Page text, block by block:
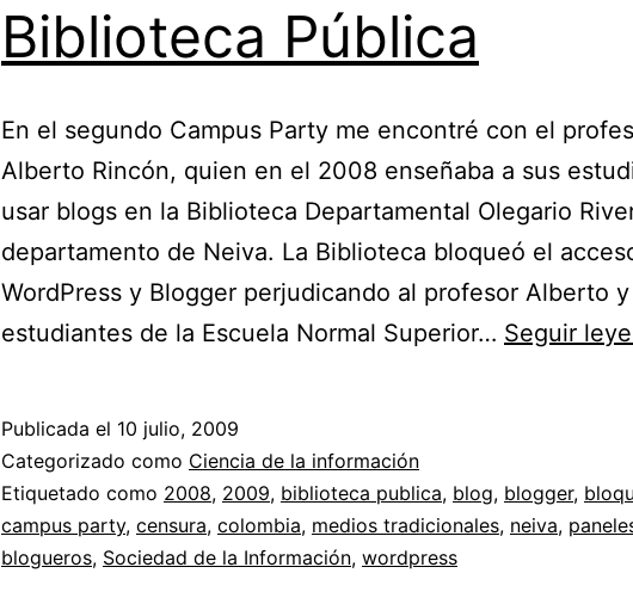
Biblioteca Pública
En el segundo Campus Party me encontré con el
Alberto Rincón, quien en el 2008 enseñaba a sus
usar blogs en la Biblioteca Departamental Olegario
departamento de Neiva. La Biblioteca bloqueó el
WordPress y Blogger perjudicando al profesor Alberto
estudiantes de la Escuela Normal Superior… Seguir
Publicada el 10 julio, 2009
Categorizado como Ciencia de la información
Etiquetado como 2008, 2009, biblioteca publica, blog, blogger,
campus party, censura, colombia, medios tradicionales, neiva,
blogueros, Sociedad de la Información, wordpress